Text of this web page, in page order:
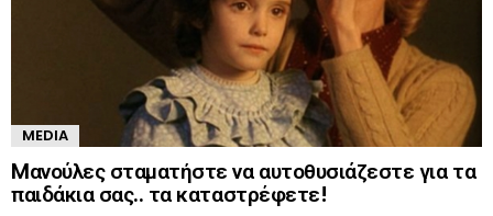
MEDIA
Mανούλες σταματήστε να αυτοθυσιάζεστε για τα
παιδάκια σας.. τα καταστρέφετε!